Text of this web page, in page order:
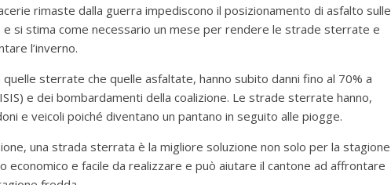
rimaste dalla guerra impediscono il posizionamento di asfalto sulle
si stima come necessario un mese per rendere le strade sterrate e
l’inverno.
sterrate che quelle asfaltate, hanno subito danni fino al 70% a
e dei bombardamenti della coalizione. Le strade sterrate hanno,
e veicoli poiché diventano un pantano in seguito alle piogge.
una strada sterrata è la migliore soluzione non solo per la stagione
economico e facile da realizzare e può aiutare il cantone ad affrontare